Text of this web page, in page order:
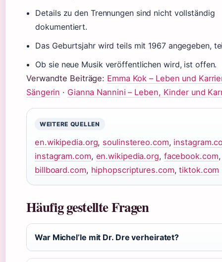
Details zu den Trennungen sind nicht vollständig
dokumentiert.
Das Geburtsjahr wird teils mit 1967 angegeben,
Ob sie neue Musik veröffentlichen wird, ist offen.
Verwandte Beiträge: Emma Kok – Leben und
Sängerin · Gianna Nannini – Leben, Kinder und
WEITERE QUELLEN
en.wikipedia.org, soulinstereo.com,
instagram.com, en.wikipedia.org, facebook.com,
billboard.com, hiphopscriptures.com,tiktok.com
Häufig gestellte Fragen
War Michel’le mit Dr. Dre verheiratet?